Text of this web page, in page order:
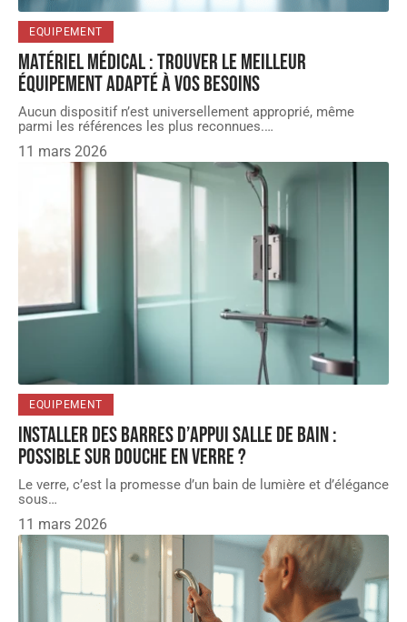
EQUIPEMENT
Matériel médical : trouver le meilleur
équipement adapté à vos besoins
Aucun dispositif n’est universellement approprié, même
parmi les références les plus reconnues.…
11 mars 2026
EQUIPEMENT
Installer des barres d’appui salle de bain :
possible sur douche en verre ?
Le verre, c’est la promesse d’un bain de lumière et d’élégance
sous…
11 mars 2026